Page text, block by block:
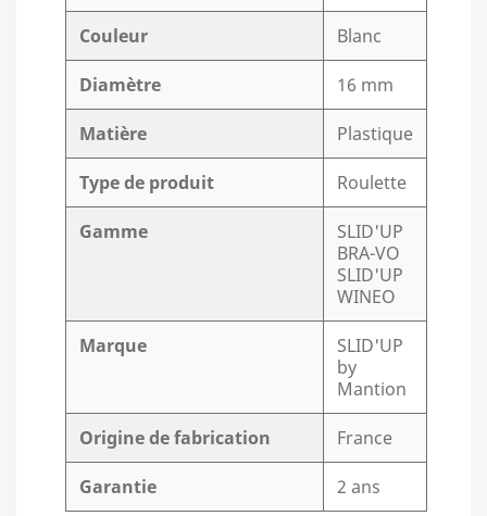
Couleur Blanc
Diamètre 16 mm
Matière Plastique
Type de produit Roulette
Gamme
SLID'UP
BRA-VO
SLID'UP
WINEO
Marque
SLID'UP
by
Mantion
Origine de fabrication France
Garantie 2 ans